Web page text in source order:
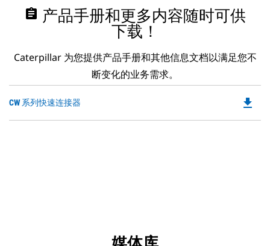
assignment 产品手册和更多内容随时可供
下载！
Caterpillar 为您提供产品手册和其他信息文档以满足您不
断变化的业务需求。
CW 系列快速连接器 file_download